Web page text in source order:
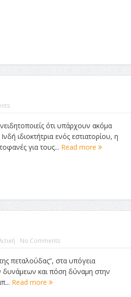
ότι υπάρχουν ακόμα
ιδιοκτήτρια ενός εστιατορίου, η
για τους... Read more
No Comments
πεταλούδας”, στα υπόγεια
δυνάμεων και πόση δύναμη στην
Read more